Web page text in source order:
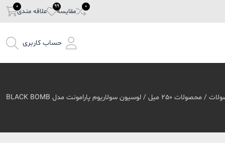
مقایسه علاقه مندی
حساب کاربری
/ محصولات 250 میل / لوسیون سولاریوم پارامونت مدل BLACK BOMB